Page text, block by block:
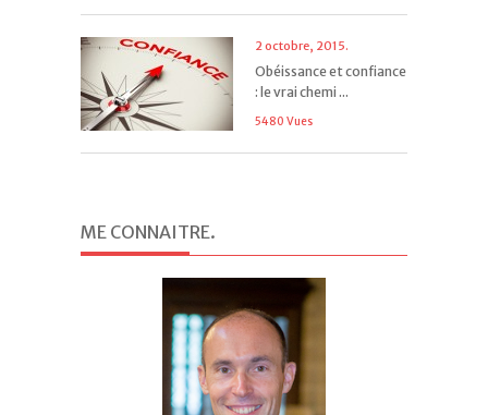
2 octobre, 2015.
Obéissance et confiance
: le vrai chemi ...
5480 Vues
ME CONNAITRE.